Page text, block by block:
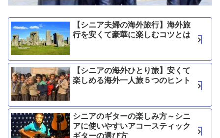
【シニア夫婦の海外旅行】海外旅
行を安くて豪華に楽しむコツとは
【シニアの海外ひとり旅】安くて
楽しめる海外一人旅５つのヒント
シニアのギターの楽しみ方～シニ
アに使いやすいアコースティック
ギターの選び方